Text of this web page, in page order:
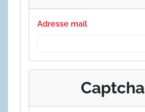
Adresse mail
Captcha